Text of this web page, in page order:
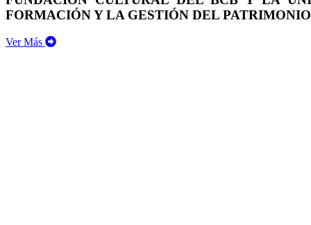
FORMACIÓN Y LA GESTIÓN DEL
Ver Más